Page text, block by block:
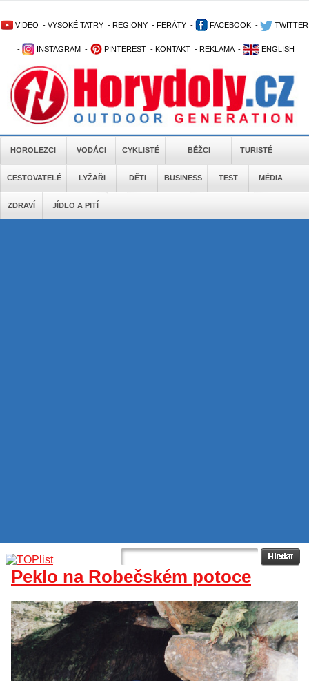
VIDEO - VYSOKÉ TATRY - REGIONY - FERÁTY - FACEBOOK - TWITTER
- INSTAGRAM - PINTEREST - KONTAKT - REKLAMA - ENGLISH
HOROLEZCI VODÁCI CYKLISTÉ BĚŽCI TURISTÉ
CESTOVATELÉ LYŽAŘI DĚTI BUSINESS TEST MÉDIA
ZDRAVÍ JÍDLO A PITÍ
Peklo na Robečském potoce